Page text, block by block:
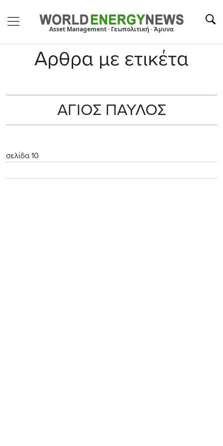
Asset Management · Γεωπολιτική · Άμυνα
Αρθρα με ετικέτα
ΑΓΙΟΣ ΠΑΥΛΟΣ
σελίδα 10